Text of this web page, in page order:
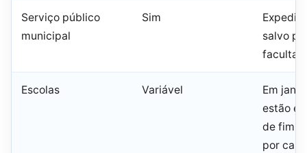
Serviço público
municipal
Sim
salvo
Escolas Variável
Em
estão
de fim
por